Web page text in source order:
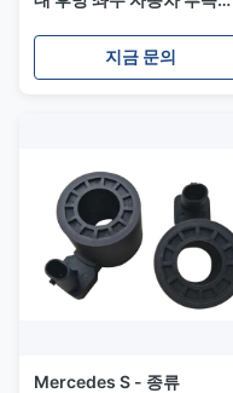
4F0616001J
지금 문의
Mercedes S - 종류